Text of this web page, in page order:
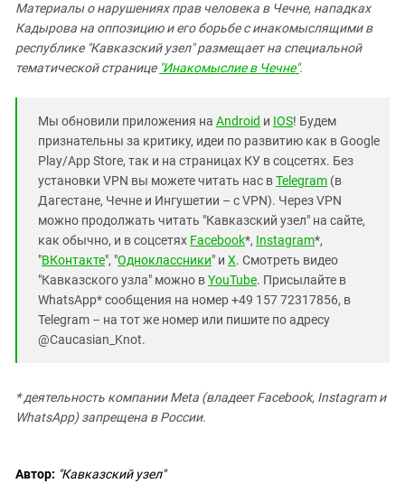
Материалы о нарушениях прав человека в Чечне, нападках
Кадырова на оппозицию и его борьбе с инакомыслящими в
республике "Кавказский узел" размещает на специальной
тематической странице "Инакомыслие в Чечне".
Мы обновили приложения на Android и IOS! Будем
признательны за критику, идеи по развитию как в Google
Play/App Store, так и на страницах КУ в соцсетях. Без
установки VPN вы можете читать нас вTelegram (в
Дагестане, Чечне и Ингушетии – с VPN). Через VPN
можно продолжать читать "Кавказский узел" на сайте,
как обычно, и в соцсетях Facebook*, Instagram*,
"ВКонтакте", "Одноклассники" и X. Смотреть видео
"Кавказского узла" можно вYouTube. Присылайте в
WhatsApp* сообщения на номер +49 157 72317856, в
Telegram – на тот же номер или пишите по адресу
@Caucasian_Knot.
* деятельность компании Meta (владеет Facebook, Instagram и
WhatsApp) запрещена в России.
Автор: "Кавказский узел"